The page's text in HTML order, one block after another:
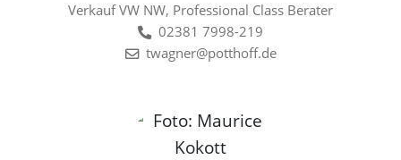
Verkauf VW NW, Professional Class Berater
02381 7998-219
twagner@potthoff.de